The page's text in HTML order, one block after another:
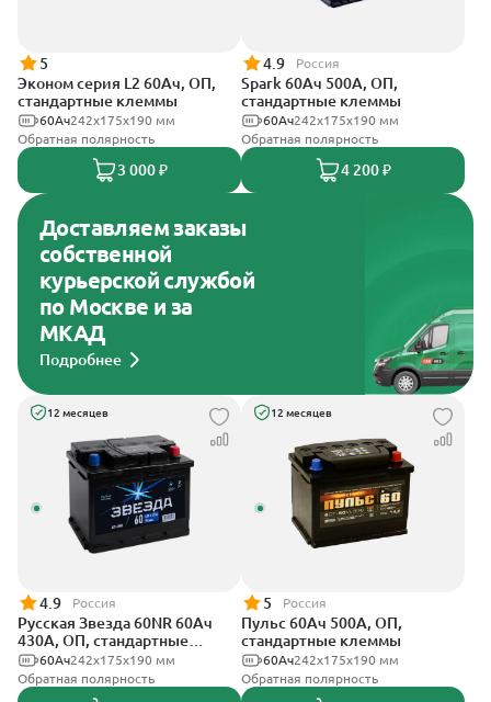
5
Эконом серия L2 60Ач, ОП,
стандартные клеммы
242х175х190 мм
60Ач
Обратная полярность
3 000 ₽
4.9 Россия
Spark 60Ач 500А, ОП,
стандартные клеммы
242х175х190 мм
60Ач
Обратная полярность
4 200 ₽
Доставляем заказы
собственной
курьерской службой
по Москве и за
МКАД
Подробнее
12 месяцев
4.9 Россия
Русская Звезда 60NR 60Ач
430А, ОП, стандартные
клеммы242x175x190 мм
60Ач
Обратная полярность
12 месяцев
5 Россия
Пульс 60Ач 500А, ОП,
стандартные клеммы
242x175x190 мм
60Ач
Обратная полярность